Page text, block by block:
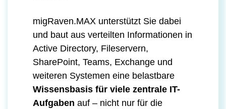
migRaven.MAX unterstützt Sie dabei
und baut aus verteilten Informationen in
Active Directory, Fileservern,
SharePoint, Teams, Exchange und
weiteren Systemen eine belastbare
Wissensbasis für viele zentrale IT-
Aufgaben auf – nicht nur für die